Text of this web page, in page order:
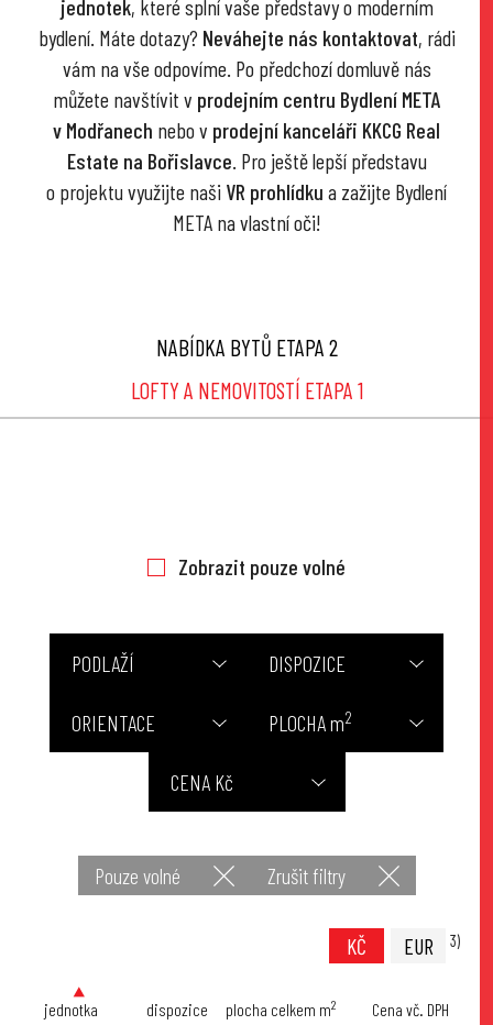
jednotek, které splní vaše představy o moderním
bydlení. Máte dotazy? Neváhejte nás kontaktovat, rádi
vám na vše odpovíme. Po předchozí domluvě nás
můžete navštívit v prodejním centru Bydlení META
v Modřanech nebo v prodejní kanceláři KKCG Real
Estate na Bořislavce. Pro ještě lepší představu
o projektu využijte naši VR prohlídku a zažijte Bydlení
META na vlastní oči!
NABÍDKA BYTŮ ETAPA 2
LOFTY A NEMOVITOSTÍ ETAPA 1
Zobrazit pouze volné
PODLAŽÍ DISPOZICE
ORIENTACE PLOCHA m2
CENA Kč
Pouze volné Zrušit filtry
KČ EUR 3)
jednotka dispozice plocha celkem m2 Cena vč. DPH